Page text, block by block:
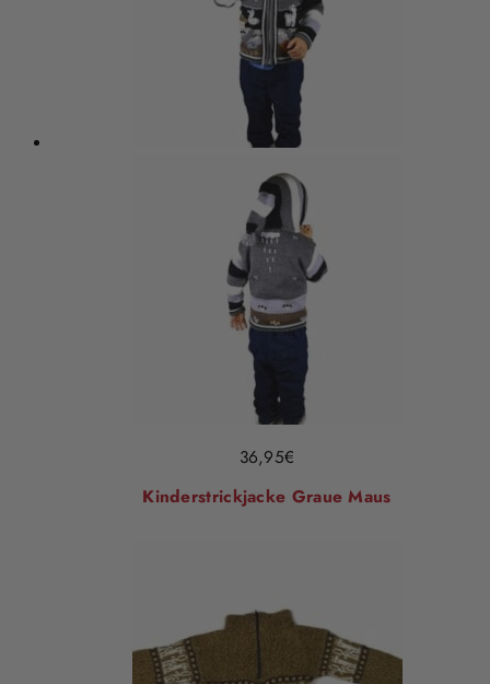
36,95€
Kinderstrickjacke Graue Maus